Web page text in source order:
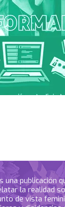
una publicación
la realidad
de vista